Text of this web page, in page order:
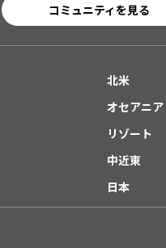
コミュニティを見る
北米
オセアニア
リゾート
中近東
日本